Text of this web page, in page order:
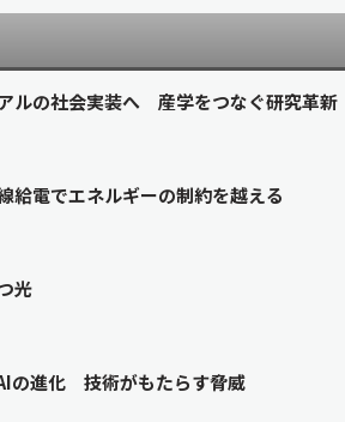
ルの社会実装へ 産学をつなぐ研究革新
給電でエネルギーの制約を越える
光
の進化 技術がもたらす脅威